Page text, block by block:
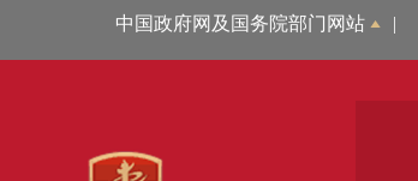
中国政府网及国务院部门网站 |